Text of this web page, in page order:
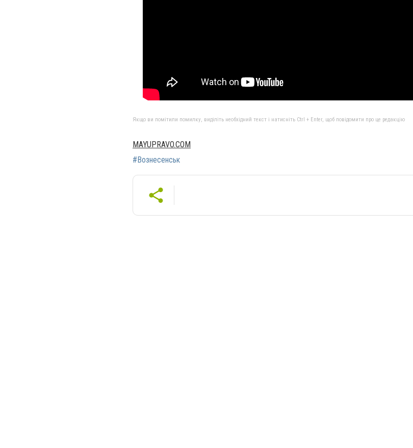
Якщо ви помітили помилку, виділіть необхідний текст і натисніть Ctrl + Enter, щоб повідомити про це редакцію
MAYUPRAVO.COM
#Вознесенськ